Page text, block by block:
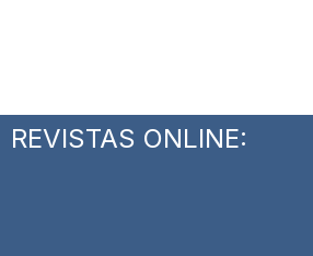
REVISTAS ONLINE: